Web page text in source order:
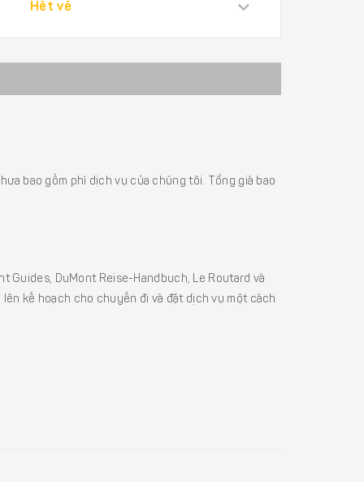
Hết vé
bao gồm phí dịch vụ của chúng tôi. Tổng giá bao
Guides, DuMont Reise-Handbuch, Le Routard và
kế hoạch cho chuyến đi và đặt dịch vụ một cách